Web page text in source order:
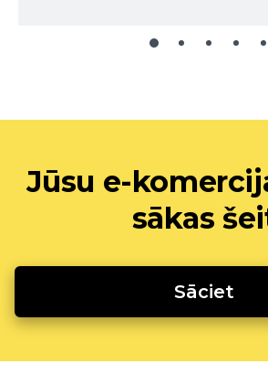
Jūsu e-
sākas
Sāciet